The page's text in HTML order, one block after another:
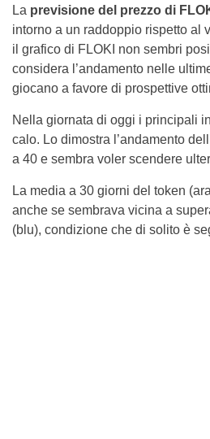
La previsione del prezzo di
intorno a un raddoppio rispetto al
il grafico di FLOKI non sembri
considera l’andamento nelle
giocano a favore di prospettive
Nella giornata di oggi i principali
calo. Lo dimostra l’andamento
a 40 e sembra voler scendere
La media a 30 giorni del token
anche se sembrava vicina a
(blu), condizione che di solito è